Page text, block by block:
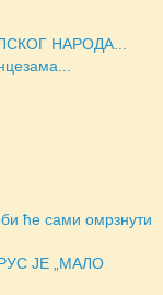
НАРОДА...
ће сами омрзнути
ЈЕ „МАЛО